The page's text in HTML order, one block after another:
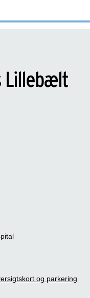
og parkering